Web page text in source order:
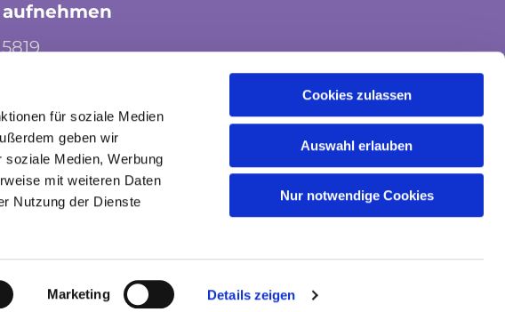
für soziale Medien
geben wir
Medien, Werbung
mit weiteren Daten
Nutzung der Dienste
Marketing Details zeigen
Cookies zulassen
Auswahl erlauben
Nur notwendige Cookies
mitte-land@ekvw.de